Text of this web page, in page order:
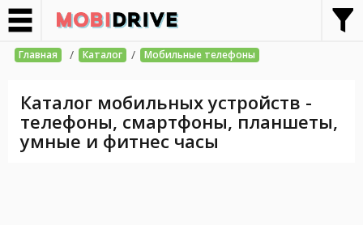
Главная / Каталог / Мобильные телефоны
Каталог мобильных устройств -
телефоны, смартфоны, планшеты,
умные и фитнес часы